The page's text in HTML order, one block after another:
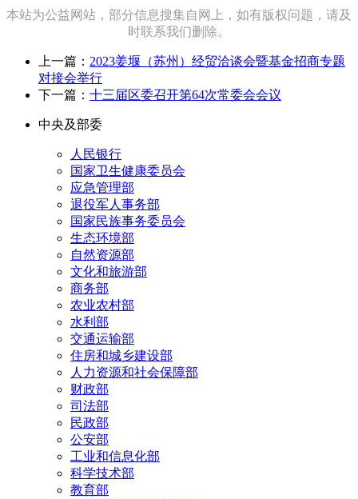
本站为公益网站，部分信息搜集自网上，如有版权问题，请及
时联系我们删除。
上一篇： 2023姜堰（苏州）经贸洽谈会暨基金招商专题
对接会举行
下一篇： 十三届区委召开第64次常委会会议
中央及部委
人民银行
国家卫生健康委员会
应急管理部
退役军人事务部
国家民族事务委员会
生态环境部
自然资源部
文化和旅游部
商务部
农业农村部
水利部
交通运输部
住房和城乡建设部
人力资源和社会保障部
财政部
司法部
民政部
公安部
工业和信息化部
科学技术部
教育部